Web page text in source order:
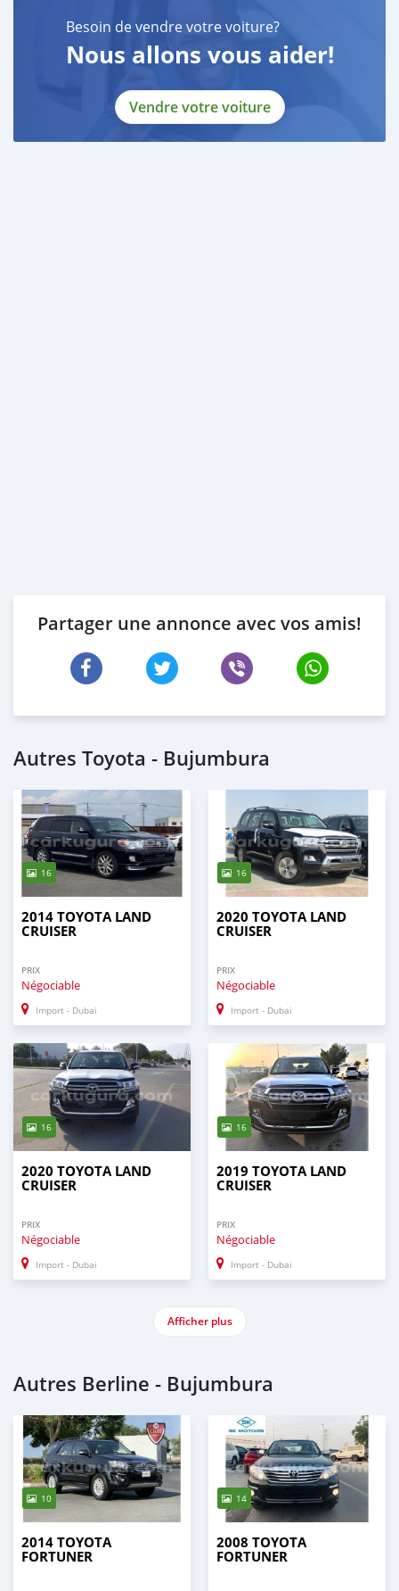
Besoin de vendre votre voiture?
Nous allons vous aider!
Vendre votre voiture
Partager une annonce avec vos amis!
Autres Toyota - Bujumbura
16
2014 TOYOTA LAND
CRUISER
PRIX
Négociable
Import - Dubai
16
2020 TOYOTA LAND
CRUISER
PRIX
Négociable
Import - Dubai
16
2020 TOYOTA LAND
CRUISER
PRIX
Négociable
Import - Dubai
16
2019 TOYOTA LAND
CRUISER
PRIX
Négociable
Import - Dubai
Afficher plus
Autres Berline - Bujumbura
10
2014 TOYOTA
FORTUNER
14
2008 TOYOTA
FORTUNER